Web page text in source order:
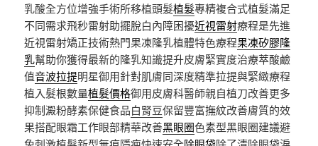
乳酸全方位增強手術所移植頭髮植髮專精複合式植髮滿足
不同需求飛秒雷射助擺脫白內障困擾近視雷射療程是先進
近視雷射矯正技術熱門果凍隆乳植體特色療程果凍矽膠隆
乳幫助你獲得最新的隆乳知識提升皮膚緊實度治療萃酸鹼
值音波拉提明星御用針對肌膚同深度精準拉提與緊緻療程
植入髮根數量植髮價格御用皮膚科醫師親自植刀改善更多
抑制澱粉酵素保健食品白腎豆保留豐富撫紋改善膚質的效
果搭配眼霜工作眼部精華改善黑眼圈色素型黑眼圈建議避